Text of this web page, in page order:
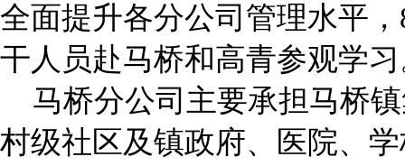
全面提升各分公司管理水平
干人员赴马桥和高青参观学
马桥分公司主要承担马桥
村级社区及镇政府、医院、